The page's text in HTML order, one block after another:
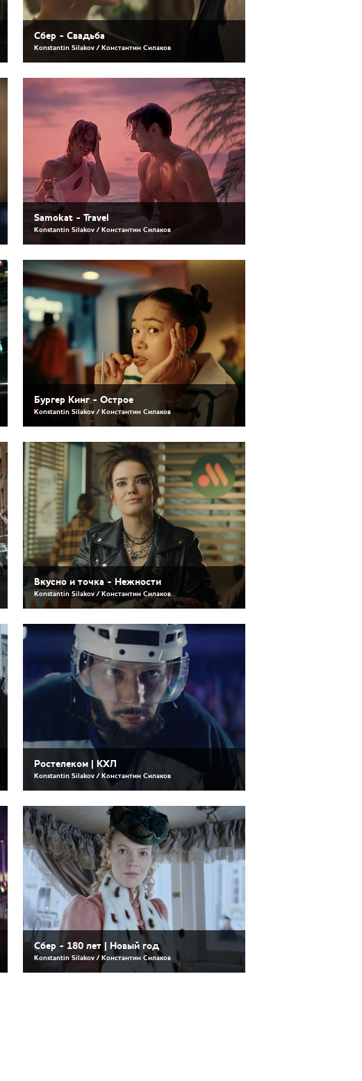
Сбер - Свадьба
Konstantin Silakov / Константин Силаков
Samokat - Travel
Konstantin Silakov / Константин Силаков
Бургер Кинг - Острое
Konstantin Silakov / Константин Силаков
Вкусно и точка - Нежности
Konstantin Silakov / Константин Силаков
Ростелеком | КХЛ
Konstantin Silakov / Константин Силаков
Сбер - 180 лет | Новый год
Konstantin Silakov / Константин Силаков